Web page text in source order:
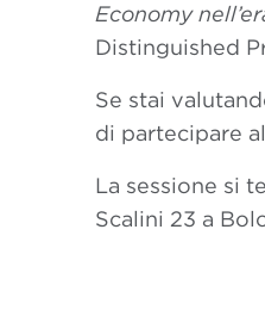
Economy
Distinguished
Se stai
di partecipare
La sessione si
Scalini 23 a